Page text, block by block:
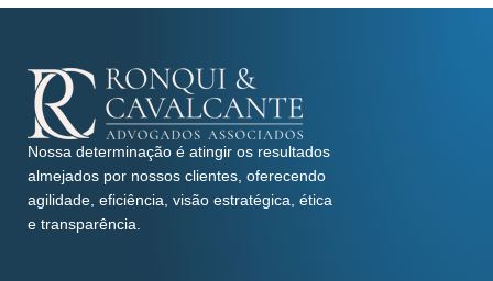
Nossa determinação é atingir os resultados
almejados por nossos clientes, oferecendo
agilidade, eficiência, visão estratégica, ética
e transparência.